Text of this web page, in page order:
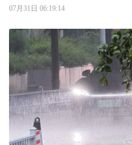
07月31日 06:19:14